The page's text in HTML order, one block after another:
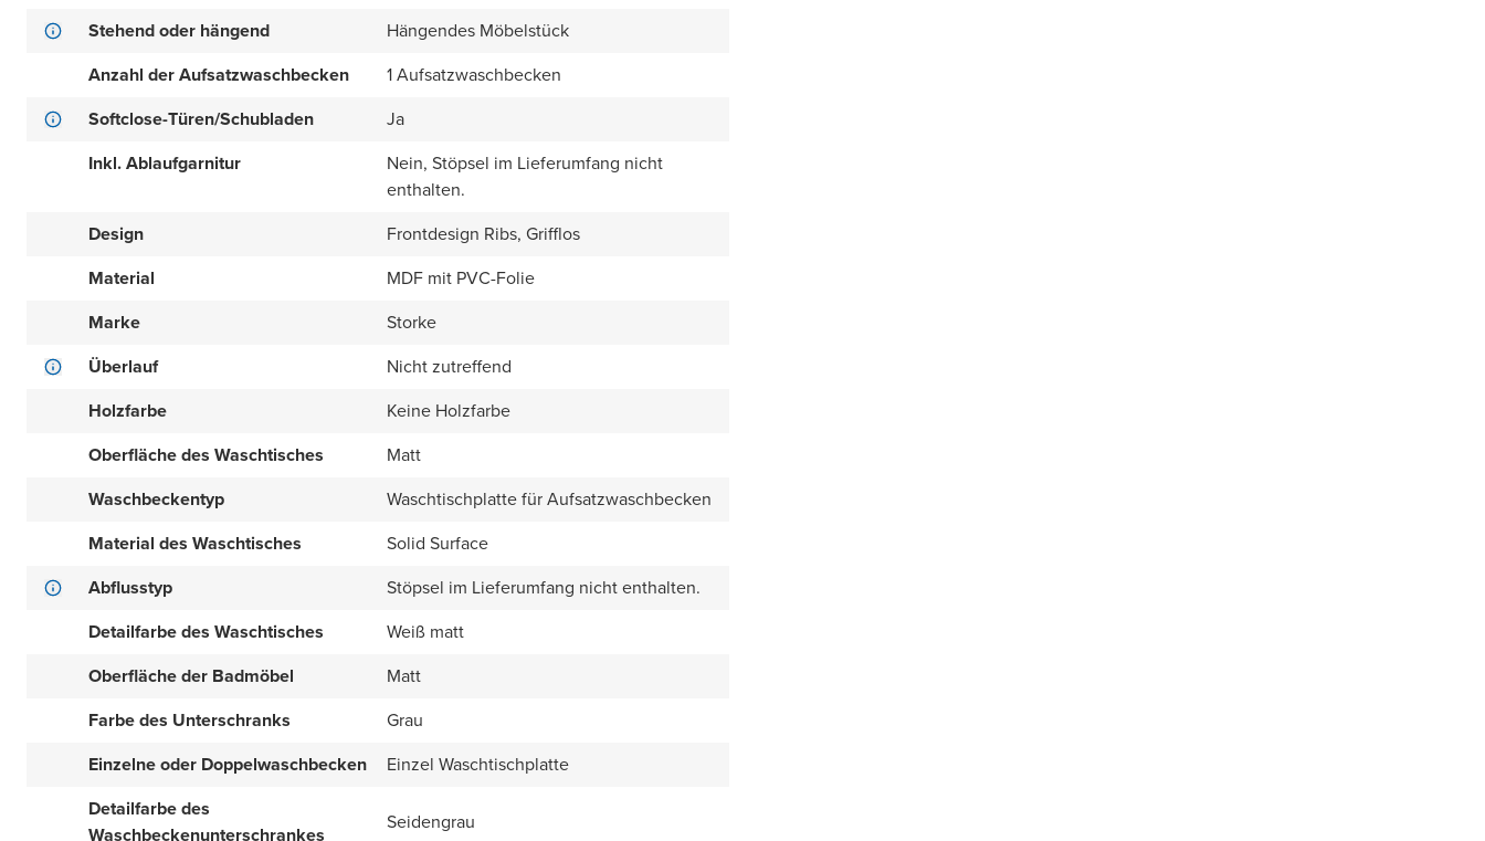
Stehend oder hängend
Hängendes Möbelstück
Anzahl der Aufsatzwaschbecken
1 Aufsatzwaschbecken
Softclose-Türen/Schubladen
Ja
Inkl. Ablaufgarnitur
Nein, Stöpsel im Lieferumfang nicht
enthalten.
Design
Frontdesign Ribs, Grifflos
Material
MDF mit PVC-Folie
Marke
Storke
Überlauf
Nicht zutreffend
Holzfarbe
Keine Holzfarbe
Oberfläche des Waschtisches
Matt
Waschbeckentyp
Waschtischplatte für Aufsatzwaschbecken
Material des Waschtisches
Solid Surface
Abflusstyp
Stöpsel im Lieferumfang nicht enthalten.
Detailfarbe des Waschtisches
Weiß matt
Oberfläche der Badmöbel
Matt
Farbe des Unterschranks
Grau
Einzelne oder Doppelwaschbecken
Einzel Waschtischplatte
Detailfarbe des
Waschbeckenunterschrankes
Seidengrau